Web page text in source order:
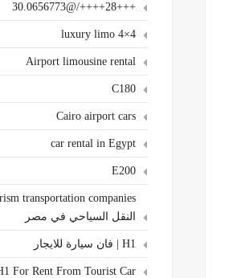
+++28++++/@30.0656773
4×4 luxury limo
Airport limousine rental
C180
Cairo airport cars
car rental in Egypt
E200
النقل السياحي في مصر
H1 | فان سيارة للايجار
For Rent From Tourist Car